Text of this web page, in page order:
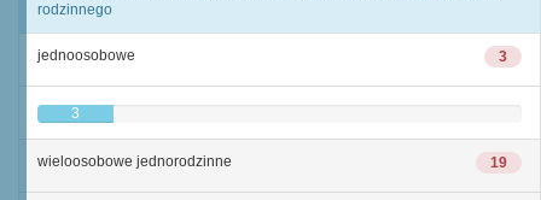
rodzinnego
3
jednoosobowe
3
19
wieloosobowe jednorodzinne